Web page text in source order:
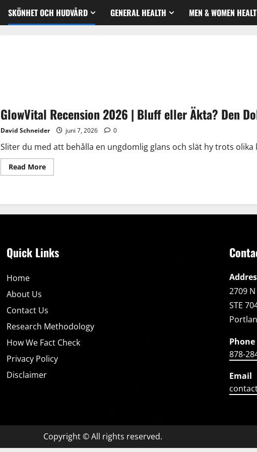
SKÖNHET OCH HUDVÅRD GENERAL HEALTH MEN & WOMEN
GlowVital Recension 2026 | Bluff eller Äkta? Den
David Schneider juni 7, 2026 0
Sliter du med att behålla en ungdomlig glans och slät hy trots olika
Read MoreRead
more
Bluff
Sanningen
Om
Quick Links
Home
About Us
Contact Us
Research Methodology
How We Fact Check
Privacy Policy
Disclaimer
2709
STE
Phone
878-
Email